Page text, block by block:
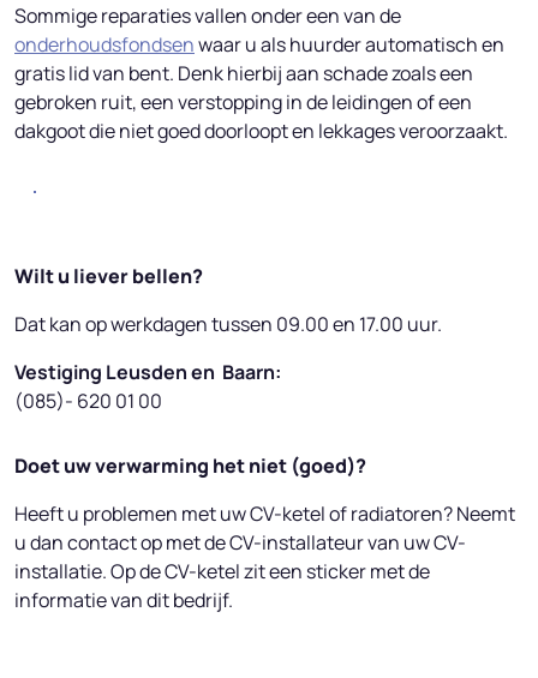
Sommige reparaties vallen onder een van de
onderhoudsfondsenwaar u als huurder automatisch en
gratis lid van bent. Denk hierbij aan schade zoals een
gebroken ruit, een verstopping in de leidingen of een
dakgoot die niet goed doorloopt en lekkages veroorzaakt.
Wilt u liever bellen?
Dat kan op werkdagen tussen 09.00 en 17.00 uur.
Vestiging Leusden en Baarn:
(085)- 620 01 00
Doet uw verwarming het niet (goed)?
Heeft u problemen met uw CV-ketel of radiatoren? Neemt
u dan contact op met de CV-installateur van uw CV-
installatie. Op de CV-ketel zit een sticker met de
informatie van dit bedrijf.